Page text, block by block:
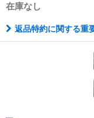
在庫なし
返品特約に関する重